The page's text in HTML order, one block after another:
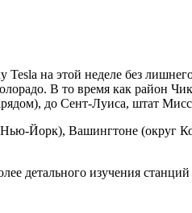
Tesla на этой неделе без
В то время как район
до Сент-Луиса, штат
Йорк), Вашингтоне (округ
детального изучения станций